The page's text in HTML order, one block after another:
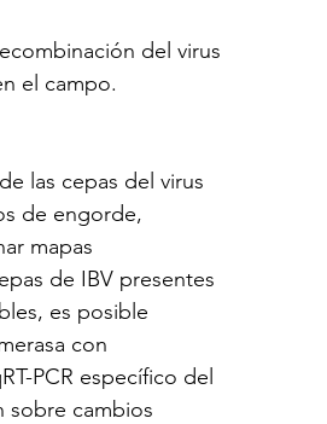
del virus
el campo.
las cepas del virus
de engorde,
mapas
de IBV presentes
es posible
con
PCR específico del
sobre cambios